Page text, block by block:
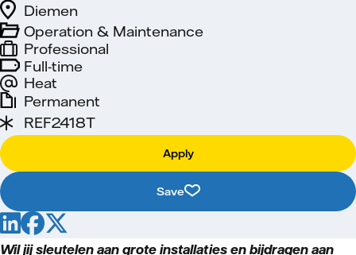
Full-time
Diemen
Professional
Operation & Maintenance
Heat
Permanent
REF2418T
Apply
Save
Wil jij sleutelen aan grote installaties en bijdragen aan